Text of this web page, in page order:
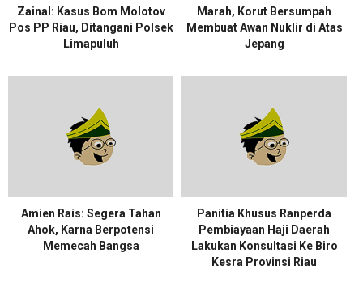
Zainal: Kasus Bom Molotov
Pos PP Riau, Ditangani Polsek
Limapuluh
Marah, Korut Bersumpah
Membuat Awan Nuklir di Atas
Jepang
Amien Rais: Segera Tahan
Ahok, Karna Berpotensi
Memecah Bangsa
Panitia Khusus Ranperda
Pembiayaan Haji Daerah
Lakukan Konsultasi Ke Biro
Kesra Provinsi Riau